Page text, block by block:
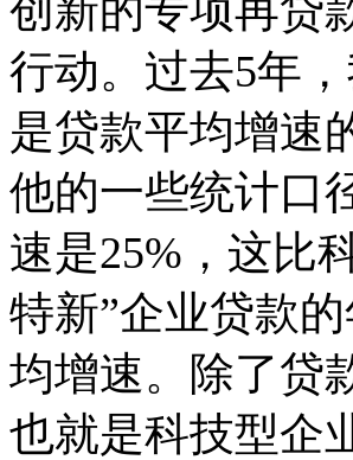
创新的专项再贷
行动。过去5年
是贷款平均增速
他的一些统计口
速是25%，这比
特新”企业贷款
均增速。除了贷
也就是科技型企